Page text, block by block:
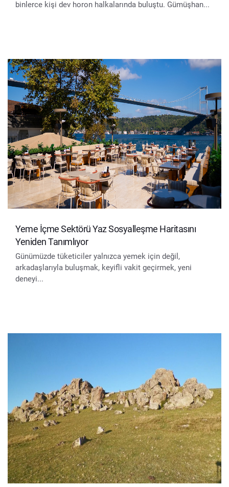
binlerce kişi dev horon halkalarında buluştu. Gümüşhan...
Yeme İçme Sektörü Yaz Sosyalleşme Haritasını
Yeniden Tanımlıyor
Günümüzde tüketiciler yalnızca yemek için değil,
arkadaşlarıyla buluşmak, keyifli vakit geçirmek, yeni
deneyi...